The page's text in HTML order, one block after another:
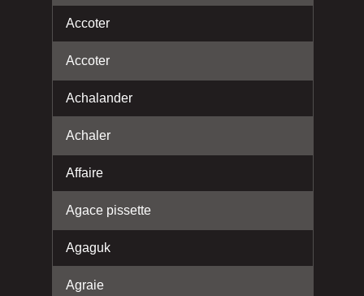
Accoter
Accoter
Achalander
Achaler
Affaire
Agace pissette
Agaguk
Agraie